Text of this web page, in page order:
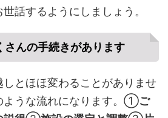
話するようにしましょう。
さんの手続きがあります
とほほ変わることがありませ
ような流れになります。①ご